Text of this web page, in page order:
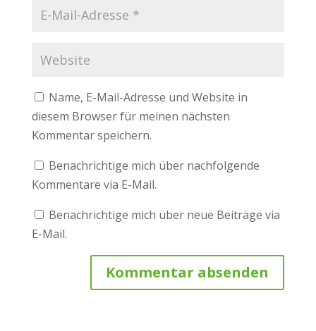
Name, E-Mail-Adresse und Website in
diesem Browser für meinen nächsten
Kommentar speichern.
Benachrichtige mich über nachfolgende
Kommentare via E-Mail.
Benachrichtige mich über neue Beiträge via
E-Mail.